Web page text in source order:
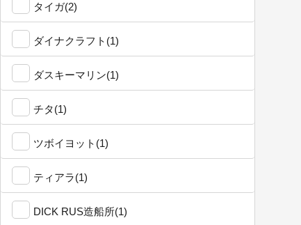
タイガ(2)
ダイナクラフト(1)
ダスキーマリン(1)
チタ(1)
ツボイヨット(1)
ティアラ(1)
DICK RUS造船所(1)